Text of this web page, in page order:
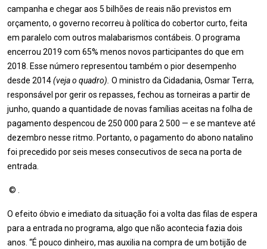
campanha e chegar aos 5 bilhões de reais não previstos em
orçamento, o governo recorreu à política do cobertor curto, feita
em paralelo com outros malabarismos contábeis. O programa
encerrou 2019 com 65% menos novos participantes do que em
2018. Esse número representou também o pior desempenho
desde 2014(veja o quadro). O ministro da Cidadania, Osmar Terra,
responsável por gerir os repasses, fechou as torneiras a partir de
junho, quando a quantidade de novas famílias aceitas na folha de
pagamento despencou de 250 000 para 2 500 — e se manteve até
dezembro nesse ritmo. Portanto, o pagamento do abono natalino
foi precedido por seis meses consecutivos de seca na porta de
entrada.
© .
O efeito óbvio e imediato da situação foi a volta das filas de espera
para a entrada no programa, algo que não acontecia fazia dois
anos. “É pouco dinheiro, mas auxilia na compra de um botijão de